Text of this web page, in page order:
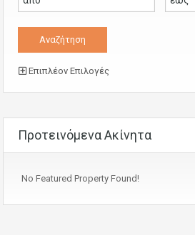
Επιπλέον Επιλογές
Προτεινόμενα Ακίνητα
No Featured Property Found!